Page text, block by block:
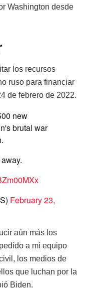
Washington desde
los recursos
ruso para financiar
de febrero de 2022.
new
brutal war
February 23,
aún más los
a mi equipo
los medios de
que luchan por la
Biden.